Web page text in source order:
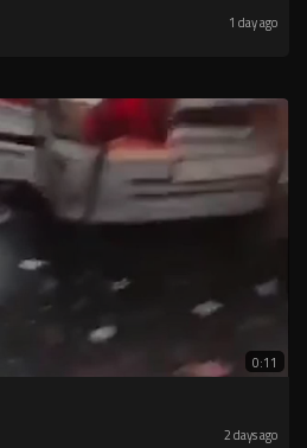
1 day ago
0:11
2 days ago